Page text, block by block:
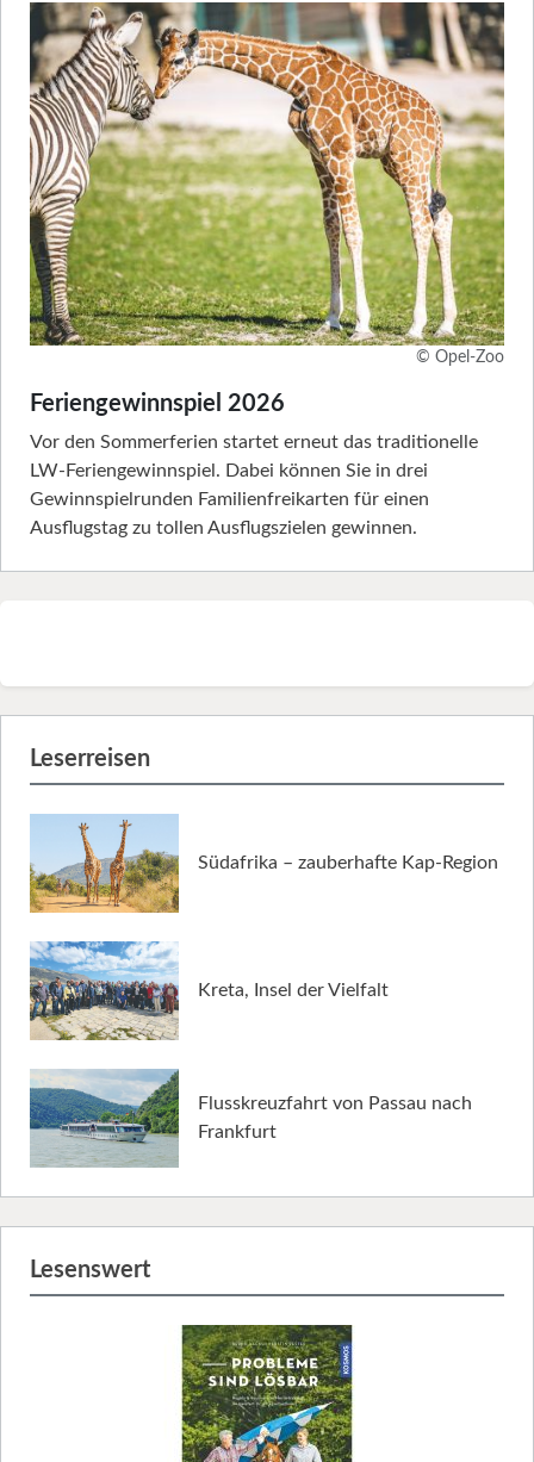
© Opel-Zoo
Feriengewinnspiel 2026
Vor den Sommerferien startet erneut das traditionelle
LW-Feriengewinnspiel. Dabei können Sie in drei
Gewinnspielrunden Familienfreikarten für einen
Ausflugstag zu tollen Ausflugszielen gewinnen.
Leserreisen
Südafrika – zauberhafte Kap-Region
Kreta, Insel der Vielfalt
Flusskreuzfahrt von Passau nach
Frankfurt
Lesenswert